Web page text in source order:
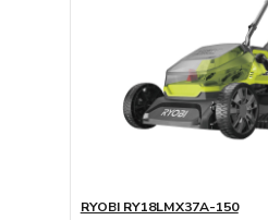
RYOBI RY18LMX37A-150